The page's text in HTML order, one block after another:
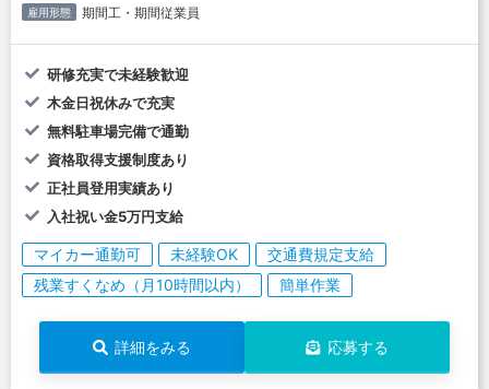
雇用形態 期間工・期間従業員
研修充実で未経験歓迎
木金日祝休みで充実
無料駐車場完備で通勤
資格取得支援制度あり
正社員登用実績あり
入社祝い金5万円支給
マイカー通勤可 未経験OK
交通費規定支給
残業すくなめ（月10時間以内）
簡単作業
詳細をみる 応募する